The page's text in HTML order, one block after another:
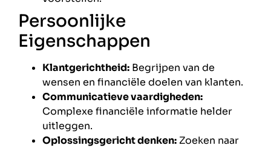
Persoonlijke
Eigenschappen
Klantgerichtheid: Begrijpen van de
wensen en financiële doelen van klanten.
Communicatieve vaardigheden:
Complexe financiële informatie helder
uitleggen.
Oplossingsgericht denken: Zoeken naar